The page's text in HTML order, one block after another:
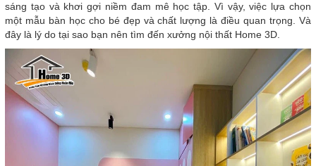
sáng tạo và khơi gợi niềm đam mê học tập. Vì vậy, việc lựa chọn
một mẫu bàn học cho bé đẹp và chất lượng là điều quan trọng. Và
đây là lý do tại sao bạn nên tìm đến xưởng nội thất Home 3D.